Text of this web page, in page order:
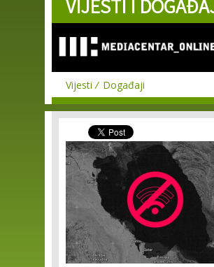
Skip to
main
VIJESTI I
Vijesti Događaji